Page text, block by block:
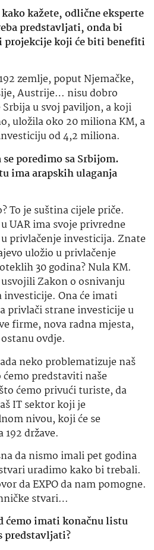
kažete, odlične eksperte
predstavljati, onda bi
projekcije koji će biti benefiti
zemlje, poput Njemačke,
Austrije… nisu dobro
Srbija u svoj paviljon, a koji
uložila oko 20 miliona KM, a
od 4,2 miliona.
poredimo sa Srbijom.
ima arapskih ulaganja
To je suština cijele priče.
UAR ima svoje privredne
privlačenje investicija. Znate
uložio u privlačenje
30 godina? Nula KM.
Zakon o osnivanju
Ona će imati
privlači strane investicije u
firme, nova radna mjesta,
ovdje.
neko problematizuje naš
ćemo predstaviti naše
ćemo privući turiste, da
IT sektor koji je
nivou, koji će se
države.
da nismo imali pet godina
uradimo kako bi trebali.
da EXPO da nam pomogne.
stvari…
ćemo imati konačnu listu
predstavljati?